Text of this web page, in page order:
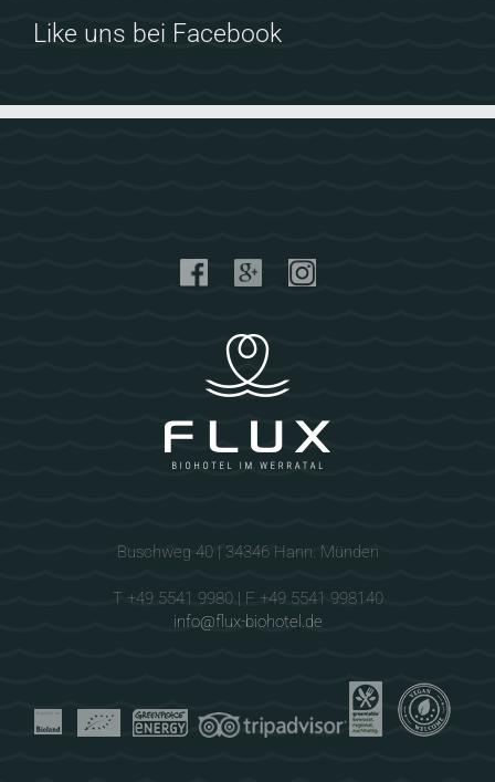
Like uns bei Facebook
Buschweg 40 | 34346 Hann. Münden
T +49 5541 9980 | F +49 5541 998140
info@flux-biohotel.de